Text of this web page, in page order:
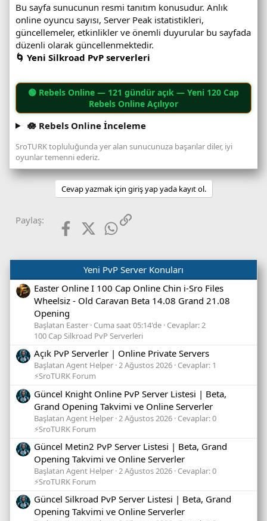
Bu sayfa sunucunun resmi tanıtım konusudur. Anlık
online oyuncu sayısı, Server Peak istatistikleri,
güncellemeler, etkinlikler ve önemli duyurular bu sayfada
düzenli olarak güncellenmektedir.
🌀 Yeni Silkroad PvP serverleri
🟢 Rebels Online — 121 gündür açık — Yeni 120 Cap
Rebels Online Açılıyor
🪷 Rebels Online İnceleme
SroTURK topluluğunda yer alan sunucunuza başarılar diler, iyi
oyunlar temenni ederiz.
Cevap yazmak için giriş yap yada kayıt ol.
Paylaş: FacebookX (Twitter)WhatsApp
Link
Yeni PvP Server Konuları
Easter Online I 100 Cap Online Chin i-Sro Files
Wheelsiz - Old Caravan Beta 14.08 Grand 21.08
Opening
Başlatan Easter Cuma saat 05:14'de Cevaplar: 2
100 Cap Silkroad PvP Serverleri
Açık PvP Serverler | Online Private Servers
Başlatan Agent Helper 2 Ağustos 2026 Cevaplar: 1
⚡SroTURK Forum
Güncel Knight Online PvP Server Listesi | Beta,
Grand Opening Takvimi ve Online Serverler
Başlatan Agent Helper 2 Ağustos 2026 Cevaplar: 0
⚡SroTURK Forum
Güncel Metin2 PvP Server Listesi | Beta, Grand
Opening Takvimi ve Online Serverler
Başlatan Agent Helper 2 Ağustos 2026 Cevaplar: 0
⚡SroTURK Forum
Güncel Silkroad PvP Server Listesi | Beta, Grand
Opening Takvimi ve Online Serverler